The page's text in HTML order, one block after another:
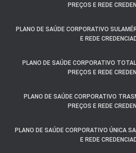
PREÇOS E REDE
PLANO DE SAÚDE CORPORATIVO
E REDE
PLANO DE SAÚDE CORPORATIVO
PREÇOS E REDE
PLANO DE SAÚDE CORPORATIVO
PREÇOS E REDE
PLANO DE SAÚDE CORPORATIVO ÚNICA
E REDE